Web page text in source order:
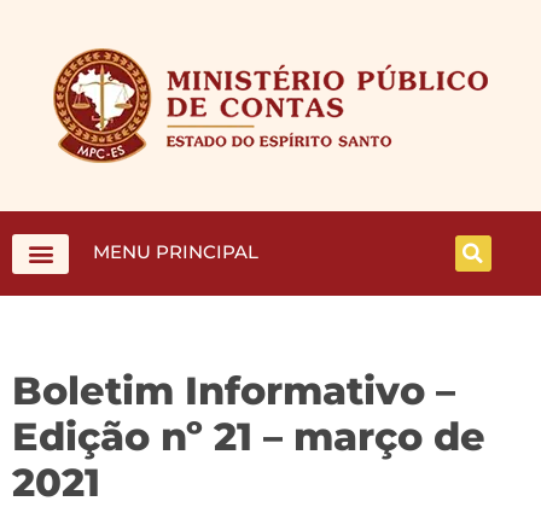
MENU PRINCIPAL
Boletim Informativo –
Edição nº 21 – março de
2021